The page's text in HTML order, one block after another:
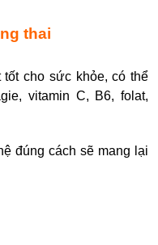
thai
cho sức khỏe, có thể
vitamin C, B6, folat,
đúng cách sẽ mang lại